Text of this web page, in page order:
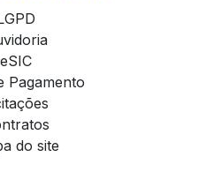
eSIC
Pagamento
do site